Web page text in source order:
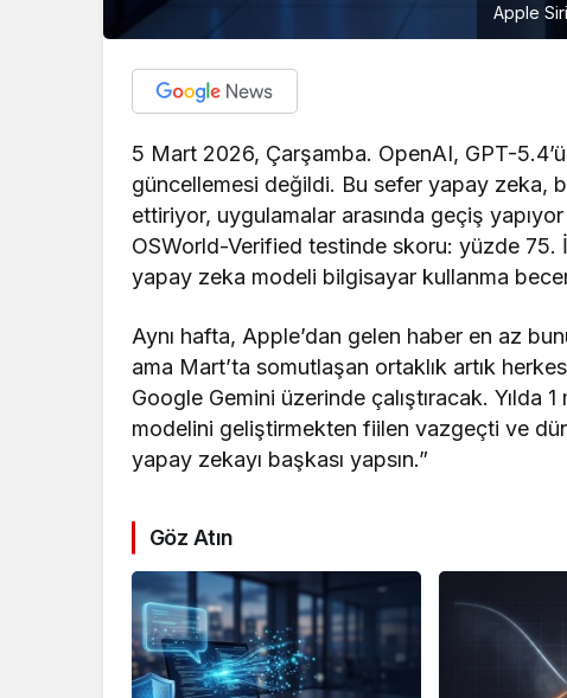
Apple
5 Mart 2026, Çarşamba. OpenAI, GPT-
güncellemesi değildi. Bu sefer yapay zeka,
ettiriyor, uygulamalar arasında geçiş
OSWorld-Verified testinde skoru: yüzde 75.
yapay zeka modeli bilgisayar kullanma
Aynı hafta, Apple’dan gelen haber en az
ama Mart’ta somutlaşan ortaklık artık
Google Gemini üzerinde çalıştıracak.
modelini geliştirmekten fiilen vazgeçti ve
yapay zekayı başkası yapsın.”
Göz Atın